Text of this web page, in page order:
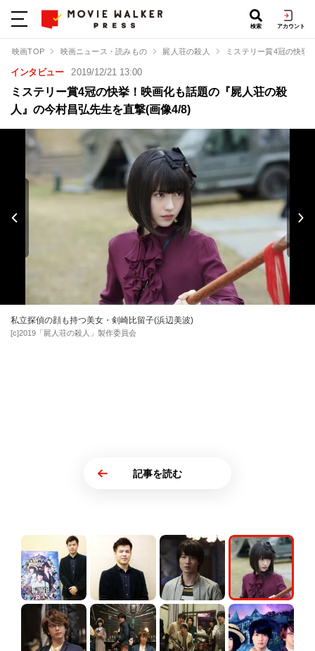
検索 アカウント
映画TOP 映画ニュース・読みもの 屍人荘の殺人 ミステリー賞4冠の快挙
インタビュー 2019/12/21 13:00
ミステリー賞4冠の快挙！映画化も話題の『屍人荘の殺
人』の今村昌弘先生を直撃(画像4/8)
私立探偵の顔も持つ美女・剣崎比留子(浜辺美波)
[c]2019「屍人荘の殺人」製作委員会
記事を読む